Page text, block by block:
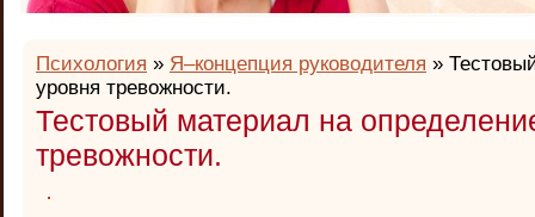
Психология » Я–концепция руководителя »
уровня тревожности.
Тестовый материал на
тревожности.